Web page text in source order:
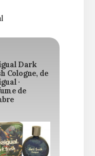
Dark
Cologne, de
·
de